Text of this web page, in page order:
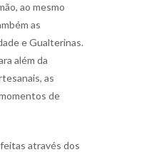
ao mesmo
as
e Gualterinas.
além da
as
de
através dos